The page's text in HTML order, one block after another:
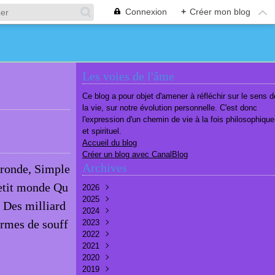
Connexion + Créer mon blog
Simple
monde Qu
Des milliard
de souff
Les voies de l'âme
Ce blog a pour objet d'amener à réfléchir sur le sens
la vie, sur notre évolution personnelle. C'est donc
l'expression d'un chemin de vie à la fois philosophique
et spirituel.
Accueil du blog
Créer un blog avec CanalBlog
Archives
2026
Août
Juillet
Juin
Mai(7)
Avril
Mars
Février
2025
Décembre
Novembre
Octobre
Septembre
Août
Juillet
2024
Décembre
Novembre
Octobre
Septembre
Août
2023
Décembre
Novembre
Octobre
Septembre
2022
Décembre
Septembre
Août
2021
Décembre
Novembre
2020
Décembre
2019